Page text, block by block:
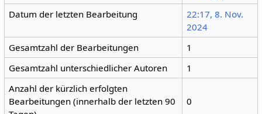
Datum der letzten Bearbeitung
22:17, 8. Nov.
2024
Gesamtzahl der Bearbeitungen
1
Gesamtzahl unterschiedlicher Autoren
1
Anzahl der kürzlich erfolgten
Bearbeitungen (innerhalb der letzten 90
0